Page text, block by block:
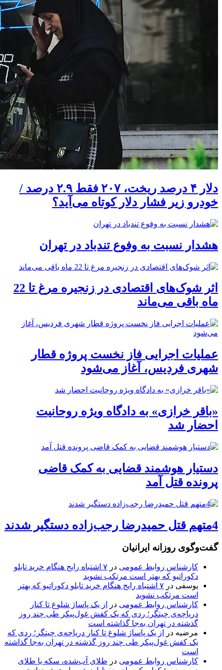
دلار ۴ درصد ریخت، ۲۰۷ فقط ۲.۹ درصد /
خودرو زیر فشار دلار کوتاه می‌آید؟
هشدار نسبت به وفوع تندباد در تهران
اثر شوک‌های اقتصادی در زنجیره مرغ تا 22
ماه باقی می‌ماند
عملیات اجرایی فاز نخست پروژه قطار
شهری فردیس، آغاز می‌شود
«باقر خرازی» به دادگاه ویژه روحانیت
احضار شد
دستیار هوشمند قضایی به کمک قاضی
پرونده قتل آمد
4متهم قتل حمیدرضا رجب‌زاده دستگیر شدند
گفت‌وگوی روزانه ایرانیان
کارشناس روابط عمومی در
۷ اشتباه رایج هنگام خرید تابلو
دکوراتیو که بهتر است مرتکب نشوید
یوسفی در
۷ اشتباه رایج هنگام خرید تابلو دکوراتیو که بهتر
است مرتکب نشوید
کارشناس روابط عمومی در
از یک پاساژ شلوغ تا کنار
دریاچه‌ی چیتگر؛ ردی که یک کفش غول‌پیکر طی چند روز
گذشته در تهران به‌جا گذاشته است
مرضیه در
از یک پاساژ شلوغ تا کنار دریاچه‌ی چیتگر؛ ردی که
یک کفش غول‌پیکر طی چند روز گذشته در تهران به‌جا گذاشته
است
کارشناس روابط عمومی در طلای آب‌شده، سکه یا طلای